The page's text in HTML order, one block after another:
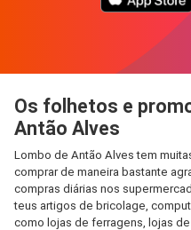
Os folhetos e
Antão Alves
Lombo de Antão Alves tem
comprar de maneira bastante
compras diárias nos
teus artigos de bricolage,
como lojas de ferragens, lojas